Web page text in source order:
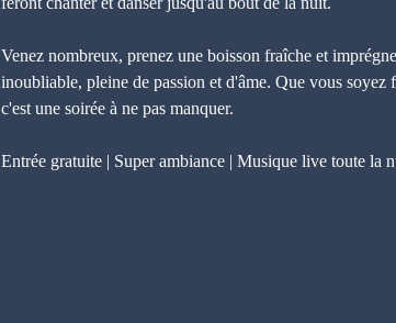
Venez nombreux, prenez une boisson fraîche et
inoubliable, pleine de passion et d'âme. Que vous
c'est une soirée à ne pas manquer.
Entrée gratuite | Super ambiance | Musique live toute la